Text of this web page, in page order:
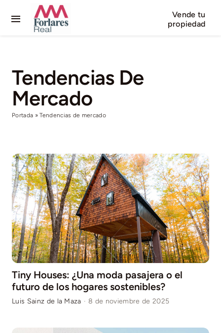
Toggle
En venta
En alquiler
Contactar
Vende tu
propiedad
Tendencias De
Mercado
Portada »Tendencias de mercado
Tiny Houses: ¿Una moda pasajera o el
futuro de los hogares sostenibles?
Luis Sainz de la Maza · 8 de noviembre de 2025